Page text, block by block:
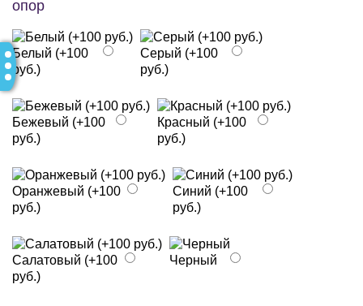
опор
Белый (+100
руб.)
Серый (+100
руб.)
Бежевый (+100
руб.)
Красный (+100
руб.)
Оранжевый (+100
руб.)
Синий (+100
руб.)
Салатовый (+100
руб.)
Черный